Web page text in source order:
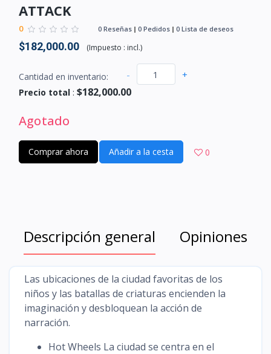
ATTACK
0 0 Reseñas 0 Pedidos 0 Lista de deseos
$182,000.00 (Impuesto : incl.)
Cantidad en inventario: - +
Precio total : $182,000.00
Agotado
Comprar ahora Añadir a la cesta 0
Descripción general Opiniones
Las ubicaciones de la ciudad favoritas de los
niños y las batallas de criaturas encienden la
imaginación y desbloquean la acción de
narración.
Hot Wheels La ciudad se centra en el